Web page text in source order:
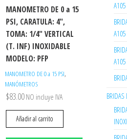
MANOMETRO DE 0 a 15
PSI, CARATULA: 4″,
TOMA: 1/4″ VERTICAL
(T. INF) INOXIDABLE
MODELO: PFP
MANOMETRO DE 0 a 15 PSI,
MANÓMETROS
$83.00 NO incluye IVA
Añadir al carrito
A105
A105
A105
BRIDAS